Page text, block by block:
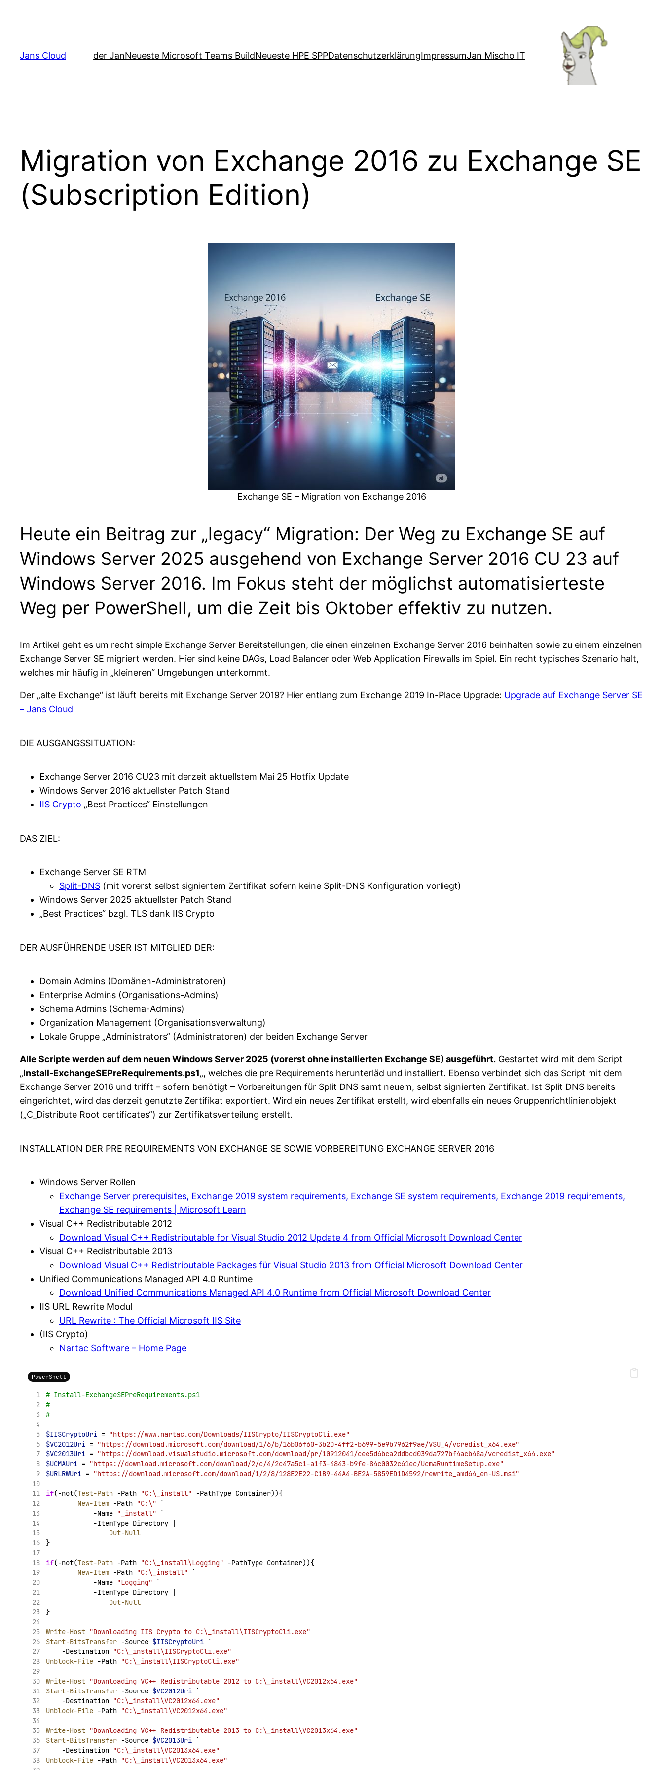
Jans Cloud
der JanNeueste Microsoft Teams BuildNeueste HPE SPPDatenschutzerklärungImpressumJan Mischo IT
Migration von Exchange 2016 zu Exchange SE
(Subscription Edition)
Exchange SE – Migration von Exchange 2016
Heute ein Beitrag zur „legacy“ Migration: Der Weg zu Exchange SE auf
Windows Server 2025 ausgehend von Exchange Server 2016 CU 23 auf
Windows Server 2016. Im Fokus steht der möglichst automatisierteste
Weg per PowerShell, um die Zeit bis Oktober effektiv zu nutzen.
Im Artikel geht es um recht simple Exchange Server Bereitstellungen, die einen einzelnen Exchange Server 2016 beinhalten sowie zu einem einzelnen
Exchange Server SE migriert werden. Hier sind keine DAGs, Load Balancer oder Web Application Firewalls im Spiel. Ein recht typisches Szenario halt,
welches mir häufig in „kleineren“ Umgebungen unterkommt.
Der „alte Exchange“ ist läuft bereits mit Exchange Server 2019? Hier entlang zum Exchange 2019 In-Place Upgrade: Upgrade auf Exchange Server SE
– Jans Cloud
DIE AUSGANGSSITUATION:
Exchange Server 2016 CU23 mit derzeit aktuellstem Mai 25 Hotfix Update
Windows Server 2016 aktuellster Patch Stand
IIS Crypto „Best Practices“ Einstellungen
DAS ZIEL:
Exchange Server SE RTM
Split-DNS (mit vorerst selbst signiertem Zertifikat sofern keine Split-DNS Konfiguration vorliegt)
Windows Server 2025 aktuellster Patch Stand
„Best Practices“ bzgl. TLS dank IIS Crypto
DER AUSFÜHRENDE USER IST MITGLIED DER:
Domain Admins (Domänen-Administratoren)
Enterprise Admins (Organisations-Admins)
Schema Admins (Schema-Admins)
Organization Management (Organisationsverwaltung)
Lokale Gruppe „Administrators“ (Administratoren) der beiden Exchange Server
Alle Scripte werden auf dem neuen Windows Server 2025 (vorerst ohne installierten Exchange SE) ausgeführt. Gestartet wird mit dem Script
„Install-ExchangeSEPreRequirements.ps1„, welches die pre Requirements herunterläd und installiert. Ebenso verbindet sich das Script mit dem
Exchange Server 2016 und trifft – sofern benötigt – Vorbereitungen für Split DNS samt neuem, selbst signierten Zertifikat. Ist Split DNS bereits
eingerichtet, wird das derzeit genutzte Zertifikat exportiert. Wird ein neues Zertifikat erstellt, wird ebenfalls ein neues Gruppenrichtlinienobjekt
(„C_Distribute Root certificates“) zur Zertifikatsverteilung erstellt.
INSTALLATION DER PRE REQUIREMENTS VON EXCHANGE SE SOWIE VORBEREITUNG EXCHANGE SERVER 2016
Windows Server Rollen
Exchange Server prerequisites, Exchange 2019 system requirements, Exchange SE system requirements, Exchange 2019 requirements,
Exchange SE requirements | Microsoft Learn
Visual C++ Redistributable 2012
Download Visual C++ Redistributable for Visual Studio 2012 Update 4 from Official Microsoft Download Center
Visual C++ Redistributable 2013
Download Visual C++ Redistributable Packages für Visual Studio 2013 from Official Microsoft Download Center
Unified Communications Managed API 4.0 Runtime
Download Unified Communications Managed API 4.0 Runtime from Official Microsoft Download Center
IIS URL Rewrite Modul
URL Rewrite : The Official Microsoft IIS Site
(IIS Crypto)
Nartac Software – Home Page
PowerShell
# Install-ExchangeSEPreRequirements.ps1
#
#
$IISCryptoUri = "https://www.nartac.com/Downloads/IISCrypto/IISCryptoCli.exe"
$VC2012Uri = "https://download.microsoft.com/download/1/6/b/16b06f60-3b20-4ff2-b699-5e9b7962f9ae/VSU_4/vcredist_x64.exe"
$VC2013Uri = "https://download.visualstudio.microsoft.com/download/pr/10912041/cee5d6bca2ddbcd039da727bf4acb48a/vcredist_x64.exe"
$UCMAUri = "https://download.microsoft.com/download/2/c/4/2c47a5c1-a1f3-4843-b9fe-84c0032c61ec/UcmaRuntimeSetup.exe"
$URLRWUri = "https://download.microsoft.com/download/1/2/8/128E2E22-C1B9-44A4-BE2A-5859ED1D4592/rewrite_amd64_en-US.msi"
if(-not(Test-Path -Path "C:\_install" -PathType Container)){
New-Item -Path "C:\" `
            -Name
"_install" `
            -ItemType Directory |
Out-Null
}
if(-not(Test-Path -Path "C:\_install\Logging" -PathType Container)){
New-Item -Path "C:\_install" `
            -Name
"Logging" `
            -ItemType Directory |
Out-Null
}
Write-Host "Downloading IIS Crypto to C:\_install\IISCryptoCli.exe"
Start-BitsTransfer -Source $IISCryptoUri `
    -Destination
"C:\_install\IISCryptoCli.exe"
Unblock-File -Path "C:\_install\IISCryptoCli.exe"
Write-Host "Downloading VC++ Redistributable 2012 to C:\_install\VC2012x64.exe"
Start-BitsTransfer -Source $VC2012Uri `
    -Destination
"C:\_install\VC2012x64.exe"
Unblock-File -Path "C:\_install\VC2012x64.exe"
Write-Host "Downloading VC++ Redistributable 2013 to C:\_install\VC2013x64.exe"
Start-BitsTransfer -Source $VC2013Uri `
    -Destination
"C:\_install\VC2013x64.exe"
Unblock-File -Path "C:\_install\VC2013x64.exe"